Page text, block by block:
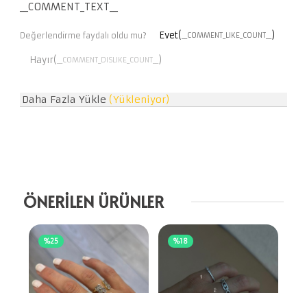
__COMMENT_TEXT__
Değerlendirme faydalı oldu mu? Evet( __COMMENT_LIKE_COUNT__ )
Hayır( __COMMENT_DISLIKE_COUNT__ )
Daha Fazla Yükle (Yükleniyor)
ÖNERİLEN ÜRÜNLER
%25 %18